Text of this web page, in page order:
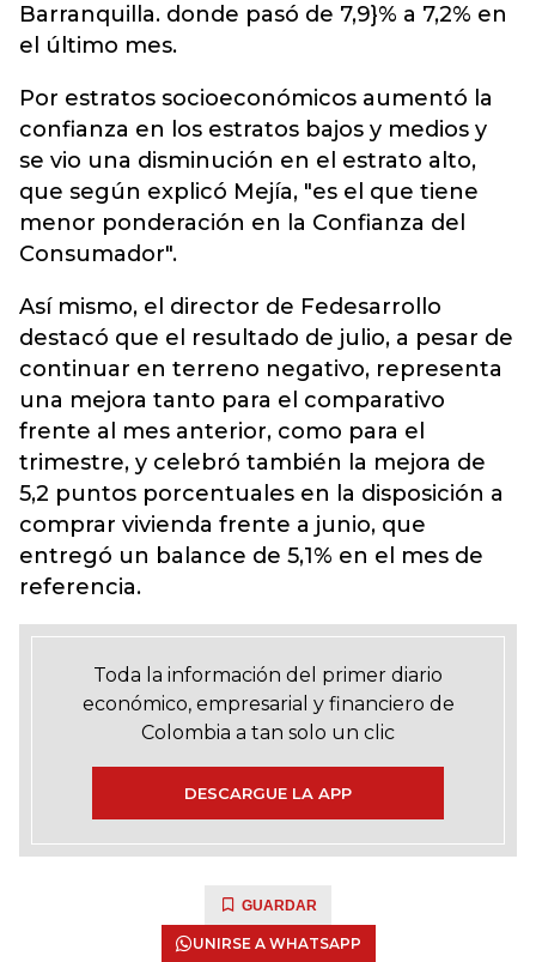
Barranquilla. donde pasó de 7,9}% a 7,2% en
el último mes.
Por estratos socioeconómicos aumentó la
confianza en los estratos bajos y medios y
se vio una disminución en el estrato alto,
que según explicó Mejía, "es el que tiene
menor ponderación en la Confianza del
Consumador".
Así mismo, el director de Fedesarrollo
destacó que el resultado de julio, a pesar de
continuar en terreno negativo, representa
una mejora tanto para el comparativo
frente al mes anterior, como para el
trimestre, y celebró también la mejora de
5,2 puntos porcentuales en la disposición a
comprar vivienda frente a junio, que
entregó un balance de 5,1% en el mes de
referencia.
Toda la información del primer diario
económico, empresarial y financiero de
Colombia a tan solo un clic
DESCARGUE LA APP
GUARDAR
UNIRSE A WHATSAPP